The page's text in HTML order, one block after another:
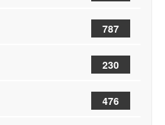
787
230
476